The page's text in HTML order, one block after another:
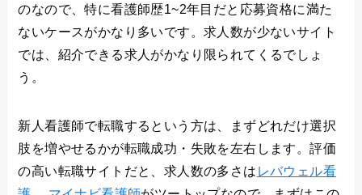
のなので、特に看護師歴1~2年目だと応募資格に満た
ないケースがかなり多いです。求人数が少ないサイト
では、紹介できる求人がかなり限られてくるでしょ
う。
新人看護師で転職するという方は、まずどれだけ選択
肢を増やせるかが転職成功・失敗を左右します。評価
の高い転職サイトだと、求人数の多さは レバウェル看